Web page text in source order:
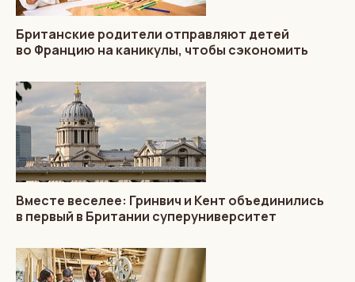
Британские родители отправляют детей
во Францию на каникулы, чтобы сэкономить
Вместе веселее: Гринвич и Кент объединились
в первый в Британии суперуниверситет